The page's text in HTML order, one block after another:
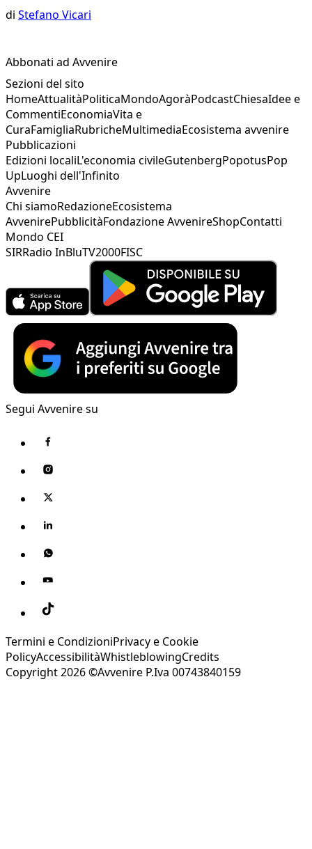
di Stefano Vicari
Abbonati ad Avvenire
Sezioni del sito
HomeAttualitàPoliticaMondoAgoràPodcastChiesaIdee e
CommentiEconomiaVita e
CuraFamigliaRubricheMultimediaEcosistema avvenire
Pubblicazioni
Edizioni localiL'economia civileGutenbergPopotusPop
UpLuoghi dell'Infinito
Avvenire
Chi siamoRedazioneEcosistema
AvvenirePubblicitàFondazione AvvenireShopContatti
Mondo CEI
SIRRadio InBluTV2000FISC
Segui Avvenire su
Termini e CondizioniPrivacy e Cookie
PolicyAccessibilitàWhistleblowingCredits
Copyright 2026 ©Avvenire P.Iva 00743840159